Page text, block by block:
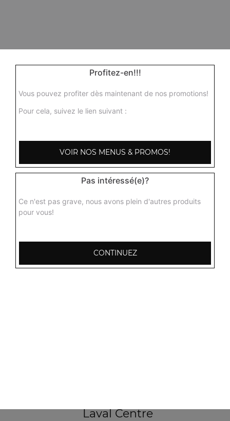
103, Avenue Robert Buron
Laval Centre
Profitez-en!!!
Vous pouvez profiter dès maintenant de nos promotions!
Pour cela, suivez le lien suivant :
VOIR NOS MENUS & PROMOS!
Pas intéressé(e)?
Ce n'est pas grave, nous avons plein d'autres produits
pour vous!
CONTINUEZ